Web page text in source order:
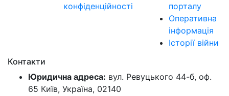
конфіденційності
порталу
Оперативна
інформація
Історії війни
Контакти
Юридична адреса: вул. Ревуцького 44-б, оф.
65 Київ, Україна, 02140